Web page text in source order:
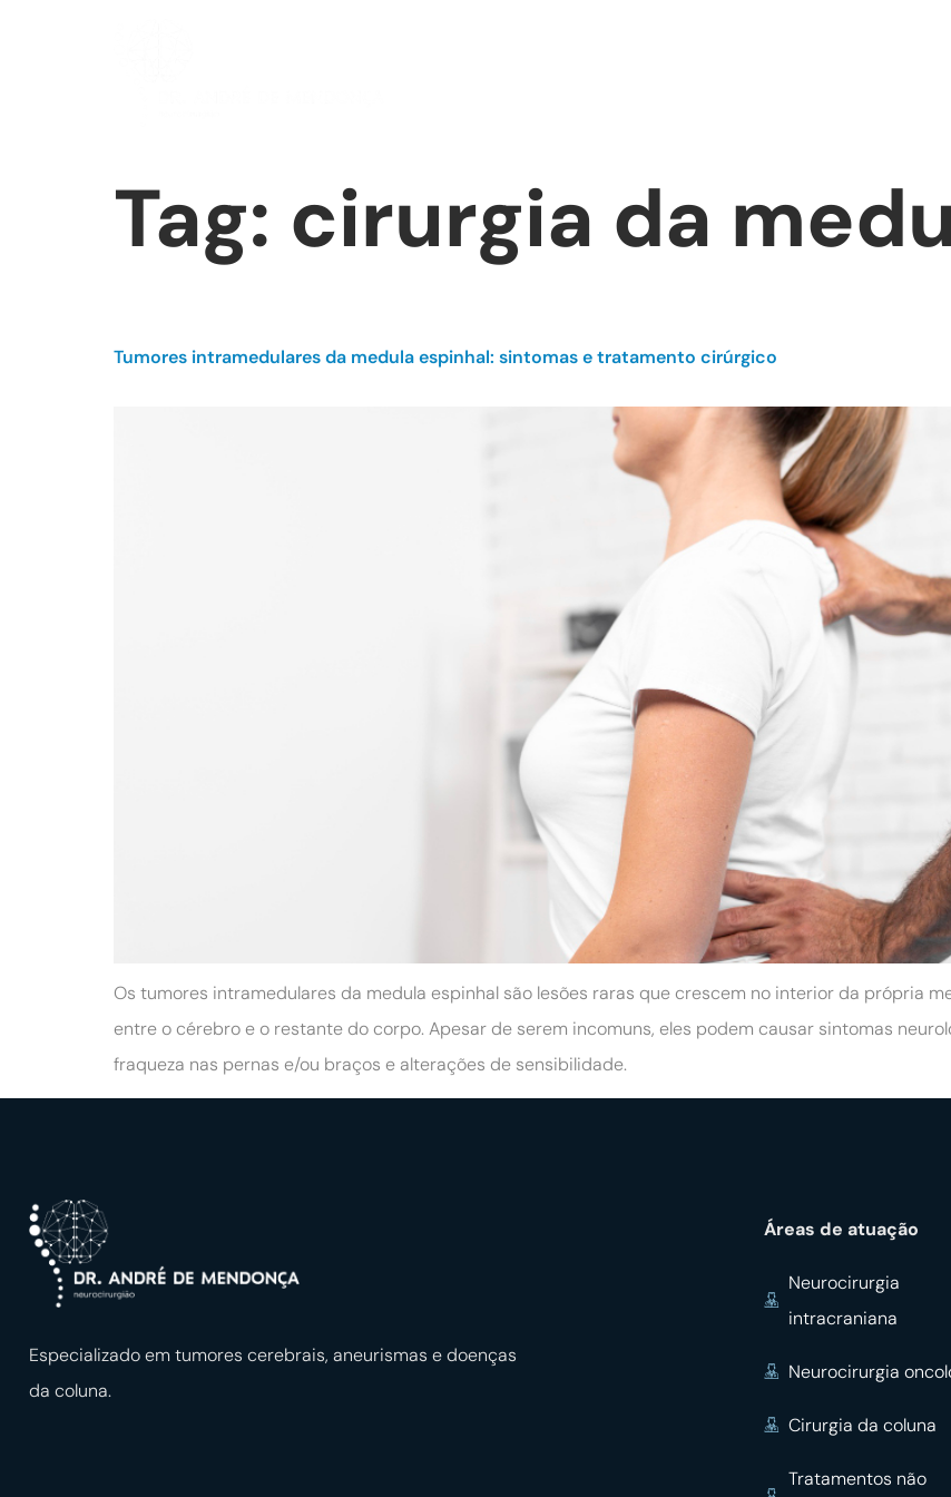
Tag: cirurgia da
Tumores intramedulares da medula espinhal: sintomas e tratamento cirúrgico
Os tumores intramedulares da medula espinhal são lesões raras que crescem no interior da própria
entre o cérebro e o restante do corpo. Apesar de serem incomuns, eles podem causar sintomas
fraqueza nas pernas e/ou braços e alterações de sensibilidade.
Especializado em tumores cerebrais, aneurismas e doenças
da coluna.
Áreas de atuação
Neurocirurgia
intracraniana
Neurocirurgia
Cirurgia da coluna
Tratamentos não